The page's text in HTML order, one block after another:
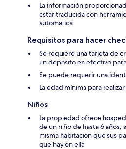
La información
estar traducida con
automática.
Requisitos para hacer
Se requiere una tarjeta de
un depósito en efectivo
Se puede requerir una
La edad mínima para
Niños
La propiedad ofrece
de un niño de hasta 6 años,
misma habitación que sus
que hay en ella